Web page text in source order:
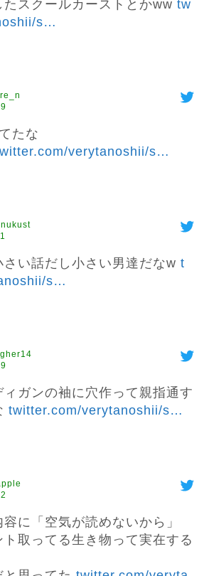
たスクールカーストとかww tw
s…
たな
verytanoshii/s…
い話だし小さい男達だなw t
s…
ガンの袖に穴作って親指通す
twitter.com/verytanoshii/s…
に「空気が読めないから」
取ってる生き物って実在する